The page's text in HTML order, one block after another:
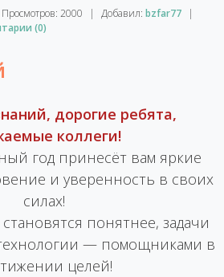
Просмотров: 2000 | Добавил: bzfar77
|
(0)
дорогие ребята,
коллеги!
год принесёт вам яркие
и уверенность в своих
силах!
понятнее, задачи
— помощниками в
целей!